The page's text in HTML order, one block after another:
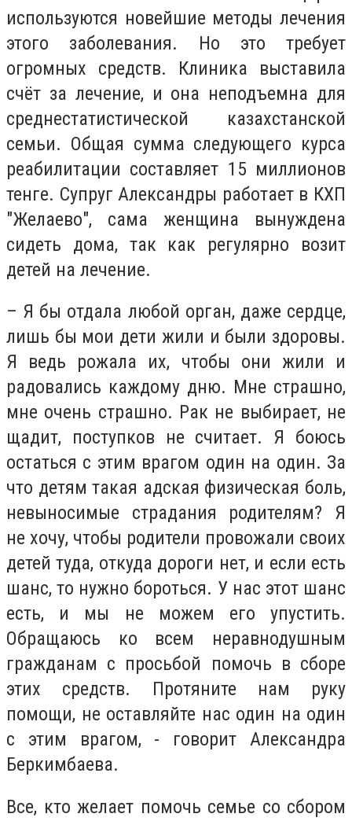
используются новейшие методы лечения
этого заболевания. Но это требует
огромных средств. Клиника выставила
счёт за лечение, и она неподъемна для
среднестатистической казахстанской
семьи. Общая сумма следующего курса
реабилитации составляет 15 миллионов
тенге. Супруг Александры работает в КХП
"Желаево", сама женщина вынуждена
сидеть дома, так как регулярно возит
детей на лечение.
– Я бы отдала любой орган, даже сердце,
лишь бы мои дети жили и были здоровы.
Я ведь рожала их, чтобы они жили и
радовались каждому дню. Мне страшно,
мне очень страшно. Рак не выбирает, не
щадит, поступков не считает. Я боюсь
остаться с этим врагом один на один. За
что детям такая адская физическая боль,
невыносимые страдания родителям? Я
не хочу, чтобы родители провожали своих
детей туда, откуда дороги нет, и если есть
шанс, то нужно бороться. У нас этот шанс
есть, и мы не можем его упустить.
Обращаюсь ко всем неравнодушным
гражданам с просьбой помочь в сборе
этих средств. Протяните нам руку
помощи, не оставляйте нас один на один
с этим врагом, - говорит Александра
Беркимбаева.
Все, кто желает помочь семье со сбором